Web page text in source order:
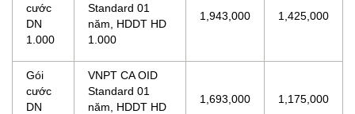
cước
DN
1.000
Standard 01
năm, HDDT HD
1.000
1,943,000 1,425,000
Gói
cước
DN
VNPT CA OID
Standard 01
năm, HDDT HD
1,693,000 1,175,000